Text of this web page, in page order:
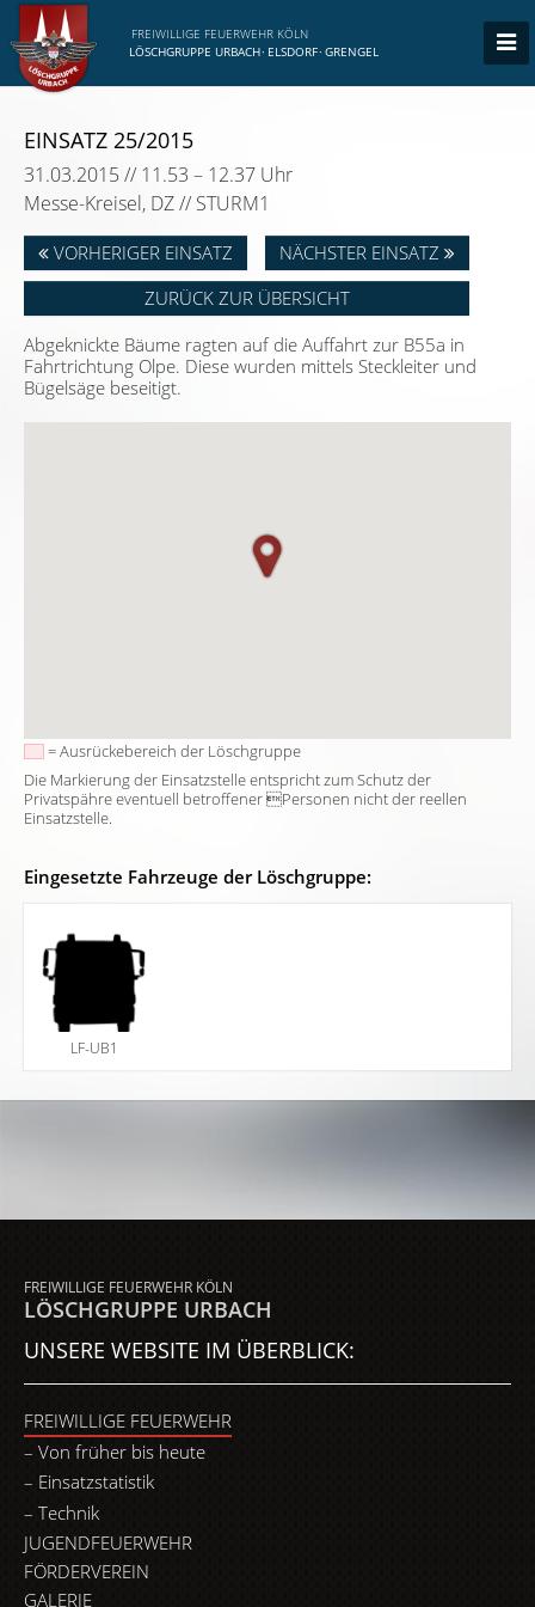
FREIWILLIGE FEUERWEHR KÖLN
LÖSCHGRUPPE URBACH· ELSDORF· GRENGEL
EINSATZ 25/2015
31.03.2015 // 11.53 – 12.37 Uhr
Messe-Kreisel, DZ // STURM1
VORHERIGER EINSATZ
NÄCHSTER EINSATZ
ZURÜCK ZUR ÜBERSICHT
Abgeknickte Bäume ragten auf die Auffahrt zur B55a in
Fahrtrichtung Olpe. Diese wurden mittels Steckleiter und
Bügelsäge beseitigt.
= Ausrückebereich der Löschgruppe
Die Markierung der Einsatzstelle entspricht zum Schutz der
Privatspähre eventuell betroffener Personen nicht der reellen
Einsatzstelle.
Eingesetzte Fahrzeuge der Löschgruppe:
LF-UB1
FREIWILLIGE FEUERWEHR KÖLN
LÖSCHGRUPPE URBACH
UNSERE WEBSITE IM ÜBERBLICK:
FREIWILLIGE FEUERWEHR
Von früher bis heute
Einsatzstatistik
Technik
JUGENDFEUERWEHR
FÖRDERVEREIN
GALERIE